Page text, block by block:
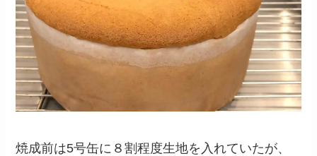
焼成前は5号缶に８割程度生地を入れていたが、